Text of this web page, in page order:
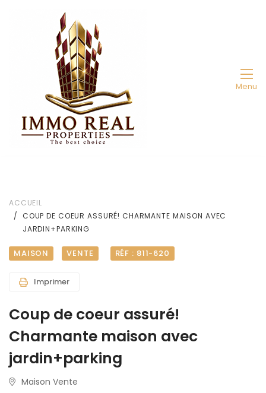
Menu
ACCUEIL
COUP DE COEUR ASSURÉ! CHARMANTE MAISON AVEC
JARDIN+PARKING
MAISON VENTE RÉF : 811-620
Imprimer
Coup de coeur assuré!
Charmante maison avec
jardin+parking
Maison Vente